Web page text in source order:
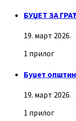
БУЏЕТ ЗА
19. март 2026.
1 прилог
Буџет
19. март 2026.
1 прилог